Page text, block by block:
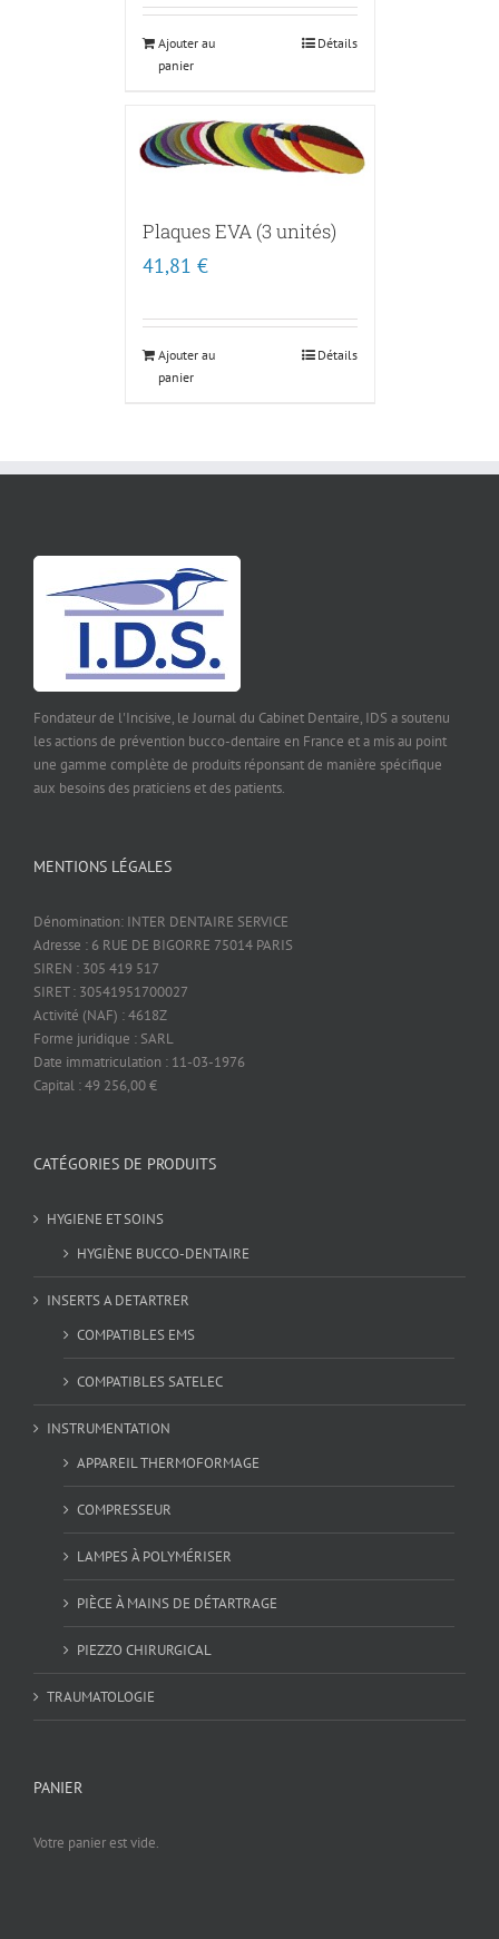
Ajouter au
panier
Détails
Plaques EVA (3 unités)
41,81 €
Ajouter au
panier
Détails
Fondateur de l'Incisive, le Journal du Cabinet Dentaire, IDS a soutenu
les actions de prévention bucco-dentaire en France et a mis au point
une gamme complète de produits réponsant de manière spécifique
aux besoins des praticiens et des patients.
MENTIONS LÉGALES
Dénomination: INTER DENTAIRE SERVICE
Adresse : 6 RUE DE BIGORRE 75014 PARIS
SIREN : 305 419 517
SIRET : 30541951700027
Activité (NAF) : 4618Z
Forme juridique : SARL
Date immatriculation : 11-03-1976
Capital : 49 256,00 €
CATÉGORIES DE PRODUITS
HYGIENE ET SOINS
HYGIÈNE BUCCO-DENTAIRE
INSERTS A DETARTRER
COMPATIBLES EMS
COMPATIBLES SATELEC
INSTRUMENTATION
APPAREIL THERMOFORMAGE
COMPRESSEUR
LAMPES À POLYMÉRISER
PIÈCE À MAINS DE DÉTARTRAGE
PIEZZO CHIRURGICAL
TRAUMATOLOGIE
PANIER
Votre panier est vide.